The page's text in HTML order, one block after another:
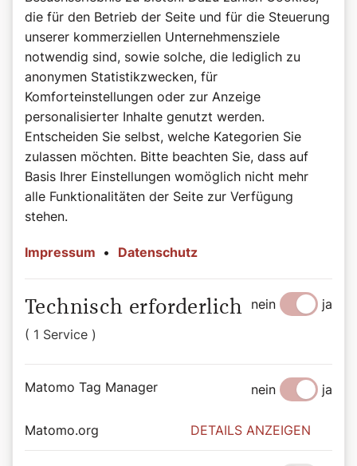
Psalm 22 (21),8–9.17–18.19–20.23–24
Alle, die mich sehen, verlachen mich,
verziehen die Lippen, schütteln den Kopf:
„Wälze die Last auf den Herrn!
Er soll ihn befreien,
er reiße ihn heraus, wenn er an ihm Gefallen hat!“
Denn Hunde haben mich umlagert,
eine Rotte von Bösen hat mich umkreist.
Sie haben mir Hände und Füße durchbohrt.
sie gaffen und starren mich an.
Sie verteilen unter sich meine Kleider
und werfen das Los um mein Gewand.
Du, meine Stärke, eile mir zu Hilfe!
Ich will deinen Namen meinen Brüdern verkünden,
inmitten der Versammlung dich loben.
Die ihr den Herrn fürchtet, lobt ihn;
all ihr Nachkommen Jakobs, rühmt ihn;
die für den Betrieb der Seite und für die Steuerung
unserer kommerziellen Unternehmensziele
notwendig sind, sowie solche, die lediglich zu
anonymen Statistikzwecken, für
Komforteinstellungen oder zur Anzeige
personalisierter Inhalte genutzt werden.
Entscheiden Sie selbst, welche Kategorien Sie
zulassen möchten. Bitte beachten Sie, dass auf
Basis Ihrer Einstellungen womöglich nicht mehr
alle Funktionalitäten der Seite zur Verfügung
stehen.
Impressum • Datenschutz
Technisch erforderlich
( 1 Service )
nein ja
Matomo Tag Manager nein ja
Matomo.org DETAILS ANZEIGEN